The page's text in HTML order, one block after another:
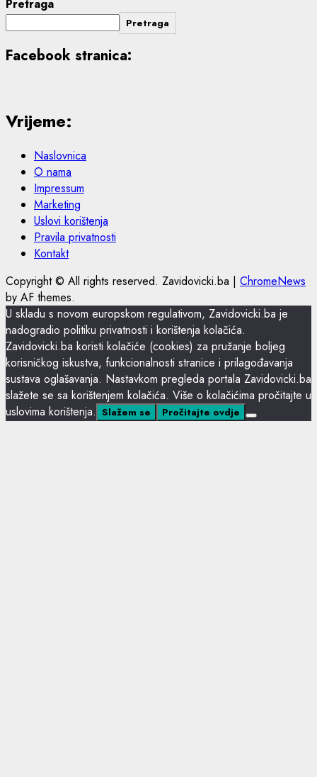
Pretraga
Pretraga
Facebook stranica:
Vrijeme:
Naslovnica
O nama
Impressum
Marketing
Uslovi korištenja
Pravila privatnosti
Kontakt
Copyright © All rights reserved. Zavidovicki.ba | ChromeNews
by AF themes.
U skladu s novom europskom regulativom, Zavidovicki.ba je
nadogradio politiku privatnosti i korištenja kolačića.
Zavidovicki.ba koristi kolačiće (cookies) za pružanje boljeg
korisničkog iskustva, funkcionalnosti stranice i prilagođavanja
sustava oglašavanja. Nastavkom pregleda portala Zavidovicki.ba
slažete se sa korištenjem kolačića. Više o kolačićima pročitajte u
uslovima korištenja. Slažem se Pročitajte ovdje